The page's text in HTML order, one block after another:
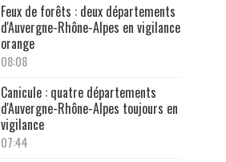
Feux de forêts : deux départements
d'Auvergne-Rhône-Alpes en vigilance
orange
08:08
Canicule : quatre départements
d'Auvergne-Rhône-Alpes toujours en
vigilance
07:44